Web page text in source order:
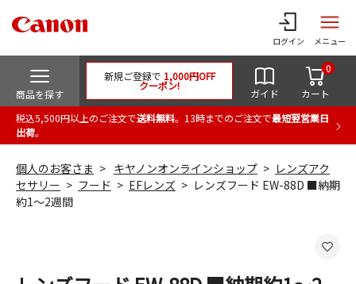
ログイン メニュー
商品を探す
新規ご登録で 1,000円OFF
クーポン!
ガイド カート
0
税込5,500円以上のご注文で送料無料。13時までのご注文で最短翌営業日
出荷。
個人のお客さま キヤノンオンラインショップ
レンズアク
セサリー
フード EFレンズ
レンズフード EW-88D ■納期
約1～2週間